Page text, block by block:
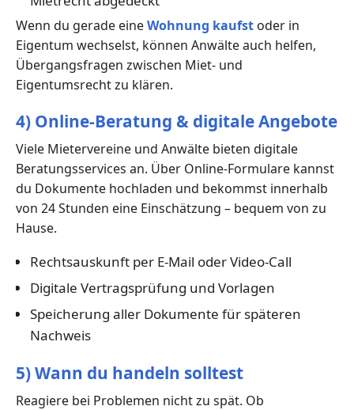
Wenn du gerade eineWohnung kaufst oder in
Eigentum wechselst, können Anwälte auch helfen,
Übergangsfragen zwischen Miet- und
Eigentumsrecht zu klären.
4) Online-Beratung & digitale Angebote
Viele Mietervereine und Anwälte bieten digitale
Beratungsservices an. Über Online-Formulare kannst
du Dokumente hochladen und bekommst innerhalb
von 24 Stunden eine Einschätzung – bequem von zu
Hause.
Rechtsauskunft per E-Mail oder Video-Call
Digitale Vertragsprüfung und Vorlagen
Speicherung aller Dokumente für späteren
Nachweis
5) Wann du handeln solltest
Reagiere bei Problemen nicht zu spät. Ob